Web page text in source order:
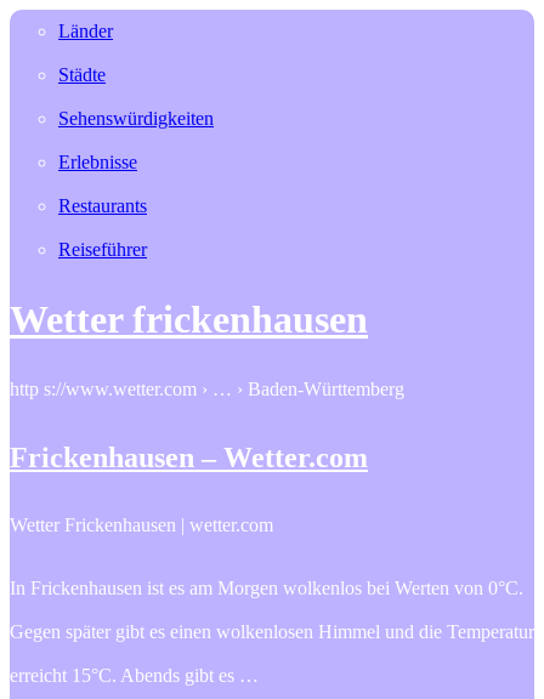
Länder
Städte
Sehenswürdigkeiten
Erlebnisse
Restaurants
Reiseführer
Wetter frickenhausen
http s://www.wetter.com › … › Baden-Württemberg
Frickenhausen – Wetter.com
Wetter Frickenhausen | wetter.com
In Frickenhausen ist es am Morgen wolkenlos bei Werten von 0°C.
Gegen später gibt es einen wolkenlosen Himmel und die Temperatur
erreicht 15°C. Abends gibt es …